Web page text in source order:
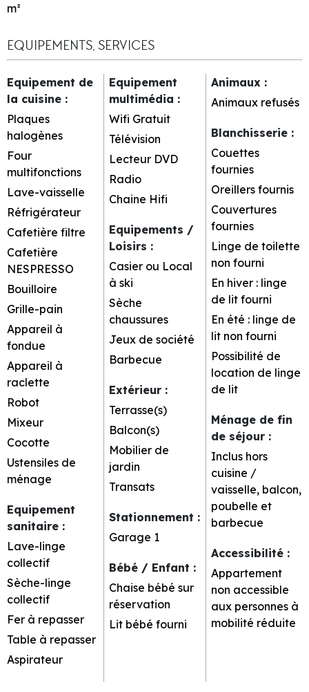
m²
EQUIPEMENTS, SERVICES
Equipement de
la cuisine :
Plaques
halogènes
Four
multifonctions
Lave-vaisselle
Réfrigérateur
Cafetière filtre
Cafetière
NESPRESSO
Bouilloire
Grille-pain
Appareil à
fondue
Appareil à
raclette
Robot
Mixeur
Cocotte
Ustensiles de
ménage
Equipement
sanitaire :
Lave-linge
collectif
Sèche-linge
collectif
Fer à repasser
Table à repasser
Aspirateur
Equipement
multimédia :
Wifi Gratuit
Télévision
Lecteur DVD
Radio
Chaine Hifi
Equipements /
Loisirs :
Casier ou Local
à ski
Sèche
chaussures
Jeux de société
Barbecue
Extérieur :
Terrasse(s)
Balcon(s)
Mobilier de
jardin
Transats
Stationnement :
Garage 1
Bébé / Enfant :
Chaise bébé sur
réservation
Lit bébé fourni
Animaux :
Animaux refusés
Blanchisserie :
Couettes
fournies
Oreillers fournis
Couvertures
fournies
Linge de toilette
non fourni
En hiver : linge
de lit fourni
En été : linge de
lit non fourni
Possibilité de
location de linge
de lit
Ménage de fin
de séjour :
Inclus hors
cuisine /
vaisselle, balcon,
poubelle et
barbecue
Accessibilité :
Appartement
non accessible
aux personnes à
mobilité réduite